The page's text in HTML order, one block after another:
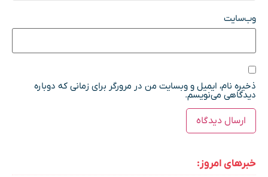
وب‌سایت
ذخیره نام، ایمیل و وبسایت من در مرورگر برای زمانی که دوباره
دیدگاهی می‌نویسم.
خبرهای امروز: